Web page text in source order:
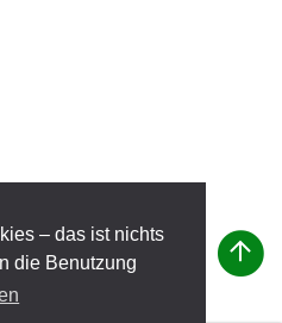
– das ist nichts
die Benutzung